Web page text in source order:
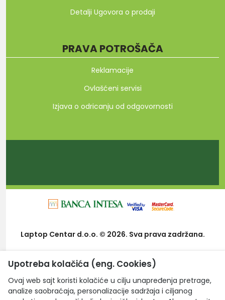
Detalji Ugovora o prodaji
PRAVA POTROŠAČA
Reklamacije
Ovlašćeni servisi
Izjava o odricanju od odgovornosti
Laptop Centar d.o.o. © 2026. Sva prava zadržana.
Upotreba kolačića (eng. Cookies)
Ovaj web sajt koristi kolačiće u cilju unapređenja pretrage,
analize saobraćaja, personalizacije sadržaja i ciljanog